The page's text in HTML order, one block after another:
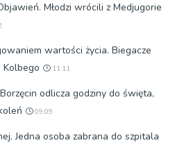
Młodzi wrócili z Medjugorie
wartości życia. Biegacze
Kolbego
11:11
odlicza godziny do święta,
09:09
Jedna osoba zabrana do szpitala